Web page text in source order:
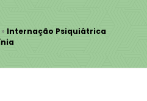
» Internação Psiquiátrica